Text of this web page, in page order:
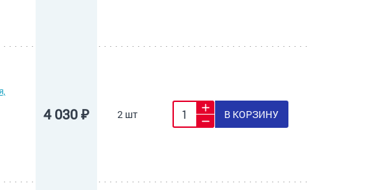
4 030 ₽ 2 шт В КОРЗИНУ